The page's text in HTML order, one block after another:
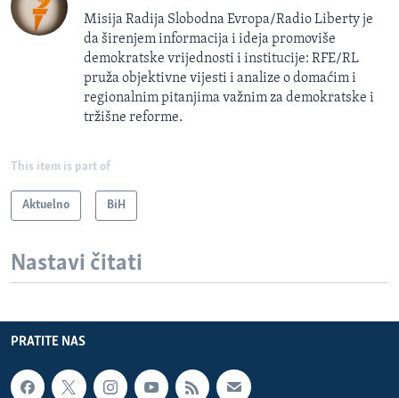
Misija Radija Slobodna Evropa/Radio Liberty je
da širenjem informacija i ideja promoviše
demokratske vrijednosti i institucije: RFE/RL
pruža objektivne vijesti i analize o domaćim i
regionalnim pitanjima važnim za demokratske i
tržišne reforme.
This item is part of
Aktuelno BiH
Nastavi čitati
PRATITE NAS